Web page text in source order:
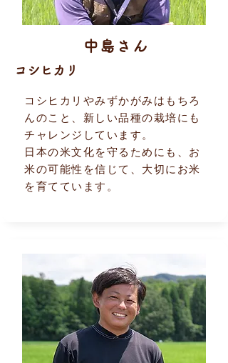
中島さん
​コシヒカリ
コシヒカリやみずかがみはもちろ
んのこと、新しい品種の栽培にも
チャレンジしています。
日本の米文化を守るためにも、お
米の可能性を信じて、大切にお米
を育てています。